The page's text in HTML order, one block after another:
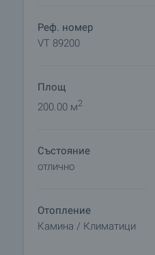
кв.м с кухня, трапезария
• камина, разположена в
• коридор
• баня
Втори етаж:
• гардеробна
• собствена баня с
• втора спалня,
Реф. номер
VT 89200
Площ
200.00 м2
Състояние
отлично
Отопление
Камина / Климатици